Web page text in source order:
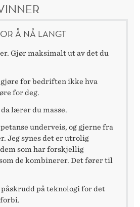
Å NÅ LANGT
Gjør maksimalt ut av det du
gjøre for bedriften ikke hva
for deg.
da lærer du masse.
underveis, og gjerne fra
Jeg synes det er utrolig
som har forskjellig
de kombinerer. Det fører til
påskrudd på teknologi for det